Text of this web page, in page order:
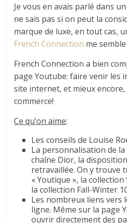
Je vous en avais parlé dans
ne sais pas si on peut la
marque de luxe, en tout cas,
French Connection me
French Connection a bien
page Youtube: faire venir les
site internet, et mieux
commerce!
Ce qu’on aime:
Les conseils de Louise
La personnalisation de
chaîne Dior, la
retravaillée. On y trouve
« Youtique », la
la collection Fall-Winter
Les nombreux liens vers
ligne. Même sur la page
ouvrir directement des